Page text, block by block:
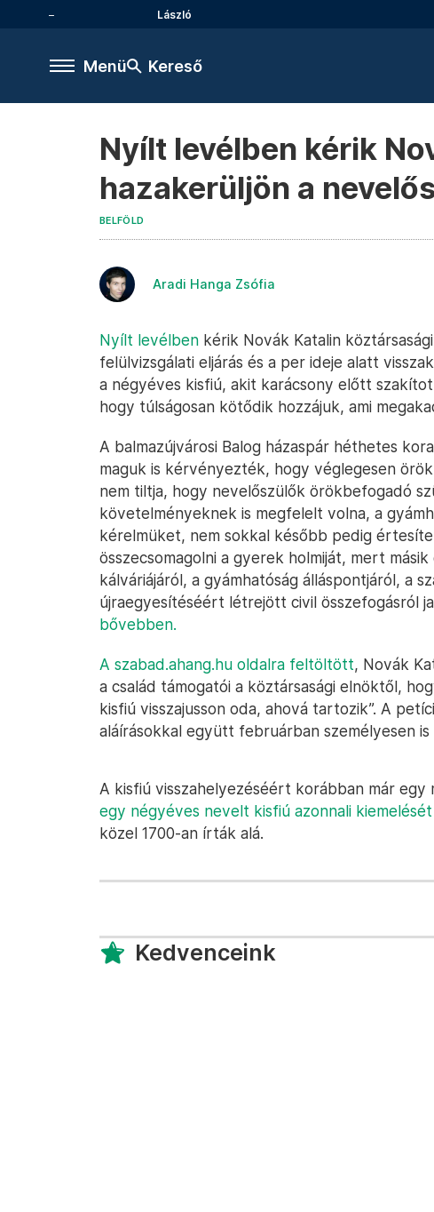
László
Menü Kereső
Nyílt levélben kérik
hazakerüljön a
BELFÖLD
Aradi Hanga Zsófia
Nyílt levélben kérik Novák Katalin
felülvizsgálati eljárás és a per ideje alatt
a négyéves kisfiú, akit karácsony előtt
hogy túlságosan kötődik hozzájuk, ami
A balmazújvárosi Balog házaspár héthetes
maguk is kérvényezték, hogy véglegesen
nem tiltja, hogy nevelőszülők örökbefogadó
követelményeknek is megfelelt volna, a
kérelmüket, nem sokkal később pedig
összecsomagolni a gyerek holmiját, mert
kálváriájáról, a gyámhatóság álláspontjáról, a
újraegyesítéséért létrejött civil összefogásról
bővebben.
A szabad.ahang.hu oldalra feltöltött, Novák
a család támogatói a köztársasági elnöktől,
kisfiú visszajusson oda, ahová tartozik”. A
aláírásokkal együtt februárban személyesen
A kisfiú visszahelyezéséért korábban már egy
egy négyéves nevelt kisfiú azonnali
közel 1700-an írták alá.
Kedvenceink